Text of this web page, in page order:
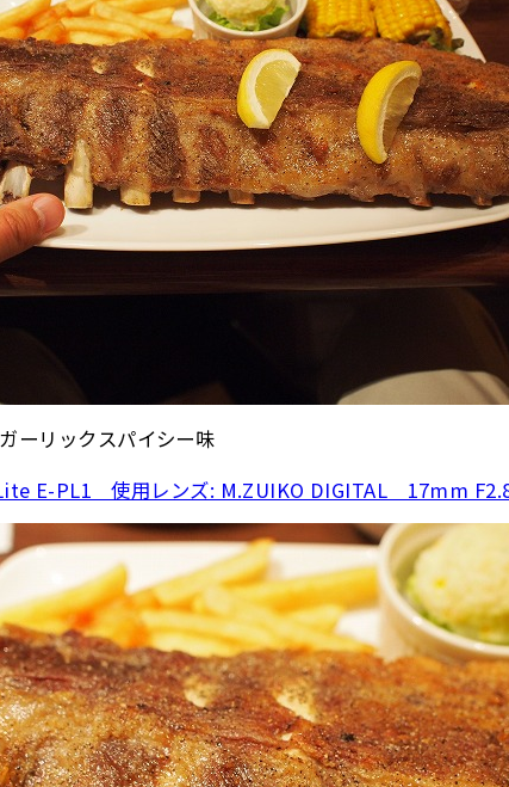
ーリックスパイシー味
E-PL1 使用レンズ: M.ZUIKO DIGITAL 17mm